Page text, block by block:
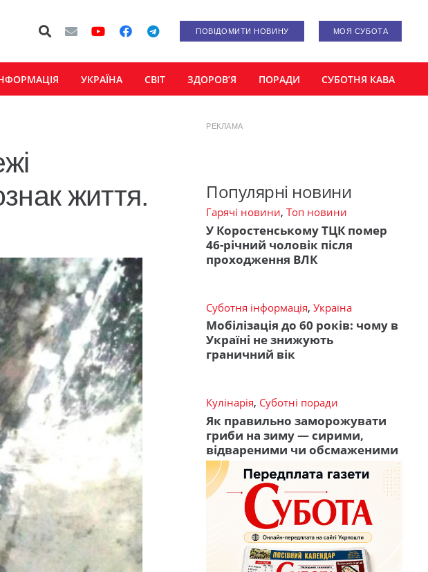
ПОВІДОМИТИ НОВИНУ МОЯ СУБОТА
УКРАЇНА СВІТ ЗДОРОВ’Я ПОРАДИ СУБОТНЯ КАВА
життя.
РЕКЛАМА
Популярні новини
Гарячі новини, Топ новини
У Коростенському ТЦК помер
46-річний чоловік після
проходження ВЛК
Суботня інформація, Україна
Мобілізація до 60 років: чому в
Україні не знижують
граничний вік
Кулінарія, Суботні поради
Як правильно заморожувати
гриби на зиму — сирими,
відвареними чи обсмаженими